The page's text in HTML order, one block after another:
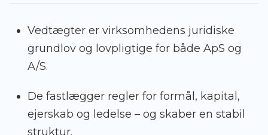
Vedtægter er virksomhedens juridiske
grundlov og lovpligtige for både ApS og
A/S.
De fastlægger regler for formål, kapital,
ejerskab og ledelse – og skaber en stabil
struktur.